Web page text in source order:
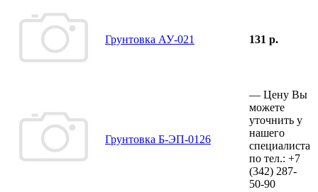
Грунтовка АУ-021 131 р.
Грунтовка Б-ЭП-0126
— Цену Вы
можете
уточнить у
нашего
специалиста
по тел.: +7
(342) 287-
50-90